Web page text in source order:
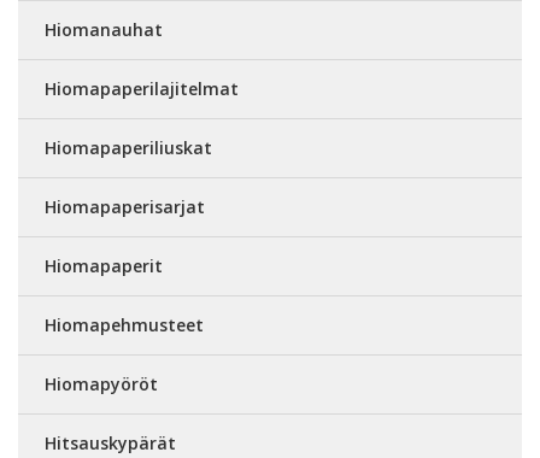
Hiomanauhat
Hiomapaperilajitelmat
Hiomapaperiliuskat
Hiomapaperisarjat
Hiomapaperit
Hiomapehmusteet
Hiomapyöröt
Hitsauskypärät